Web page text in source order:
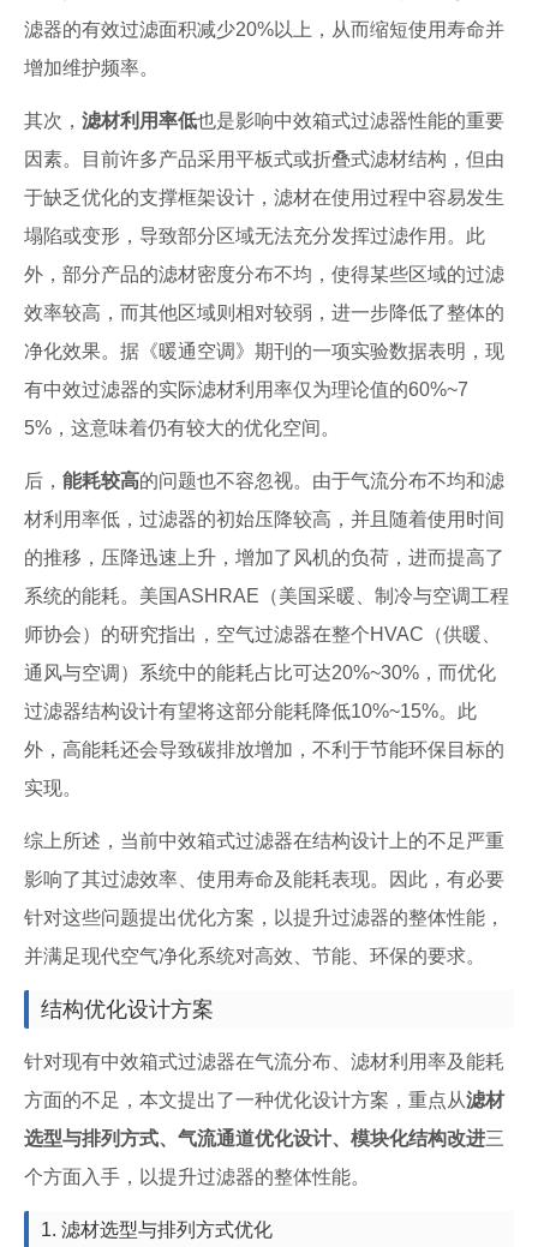
滤器的有效过滤面积减少20%以上，从而缩短使用寿命并
增加维护频率。
其次， 滤材利用率低也是影响中效箱式过滤器性能的重要
因素。目前许多产品采用平板式或折叠式滤材结构，但由
于缺乏优化的支撑框架设计，滤材在使用过程中容易发生
塌陷或变形，导致部分区域无法充分发挥过滤作用。此
外，部分产品的滤材密度分布不均，使得某些区域的过滤
效率较高，而其他区域则相对较弱，进一步降低了整体的
净化效果。据《暖通空调》期刊的一项实验数据表明，现
有中效过滤器的实际滤材利用率仅为理论值的60%~7
5%，这意味着仍有较大的优化空间。
后， 能耗较高的问题也不容忽视。由于气流分布不均和滤
材利用率低，过滤器的初始压降较高，并且随着使用时间
的推移，压降迅速上升，增加了风机的负荷，进而提高了
系统的能耗。美国ASHRAE（美国采暖、制冷与空调工程
师协会）的研究指出，空气过滤器在整个HVAC（供暖、
通风与空调）系统中的能耗占比可达20%~30%，而优化
过滤器结构设计有望将这部分能耗降低10%~15%。此
外，高能耗还会导致碳排放增加，不利于节能环保目标的
实现。
综上所述，当前中效箱式过滤器在结构设计上的不足严重
影响了其过滤效率、使用寿命及能耗表现。因此，有必要
针对这些问题提出优化方案，以提升过滤器的整体性能，
并满足现代空气净化系统对高效、节能、环保的要求。
结构优化设计方案
针对现有中效箱式过滤器在气流分布、滤材利用率及能耗
方面的不足，本文提出了一种优化设计方案，重点从滤材
选型与排列方式、气流通道优化设计、模块化结构改进三
个方面入手，以提升过滤器的整体性能。
1. 滤材选型与排列方式优化